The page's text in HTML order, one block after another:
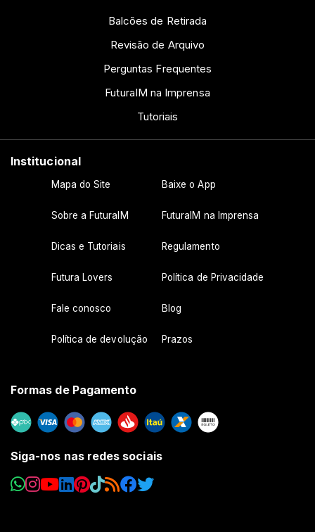
Balcões de Retirada
Revisão de Arquivo
Perguntas Frequentes
FuturaIM na Imprensa
Tutoriais
Institucional
Mapa do Site Baixe o App
Sobre a FuturaIM FuturaIM na Imprensa
Dicas e Tutoriais Regulamento
Futura Lovers Política de Privacidade
Fale conosco Blog
Política de devolução Prazos
Formas de Pagamento
Siga-nos nas redes sociais